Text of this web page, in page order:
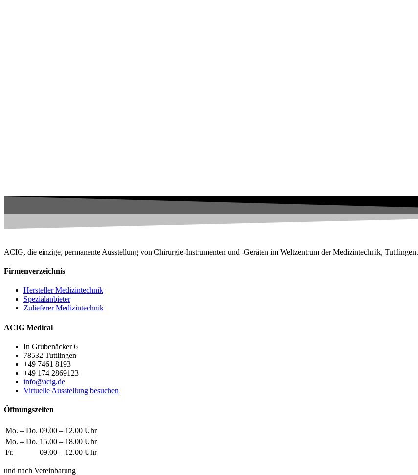
ACIG, die einzige, permanente Ausstellung von Chirurgie-Instrumenten und -Geräten im Weltzentrum der Medizintechnik, Tuttlingen.
Firmenverzeichnis
Hersteller Medizintechnik
Spezialanbieter
Zulieferer Medizintechnik
ACIG Medical
In Grubenäcker 6
78532 Tuttlingen
+49 7461 8193
+49 174 2869123
info@acig.de
Virtuelle Ausstellung besuchen
Öffnungszeiten
Mo. – Do. 09.00 – 12.00 Uhr
Mo. – Do. 15.00 – 18.00 Uhr
Fr.
09.00 – 12.00 Uhr
und nach Vereinbarung